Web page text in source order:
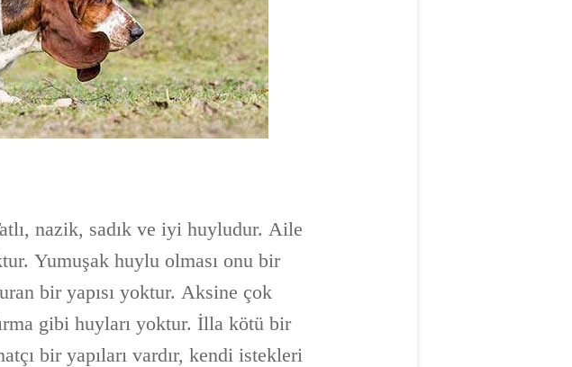
nazik, sadık ve iyi huyludur. Aile
Yumuşak huylu olması onu bir
bir yapısı yoktur. Aksine çok
gibi huyları yoktur. İlla kötü bir
bir yapıları vardır, kendi istekleri